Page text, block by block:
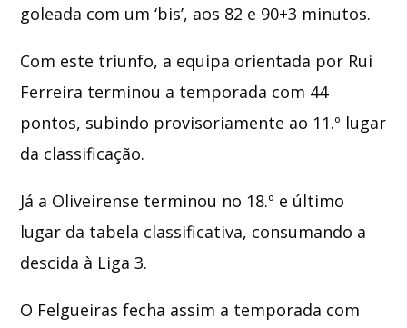
goleada com um ‘bis’, aos 82 e 90+3 minutos.
Com este triunfo, a equipa orientada por Rui
Ferreira terminou a temporada com 44
pontos, subindo provisoriamente ao 11.º lugar
da classificação.
Já a Oliveirense terminou no 18.º e último
lugar da tabela classificativa, consumando a
descida à Liga 3.
O Felgueiras fecha assim a temporada com